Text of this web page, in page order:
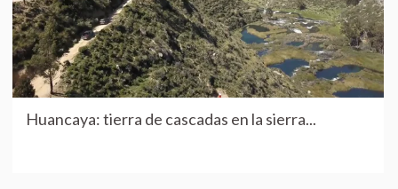
Huancaya: tierra de cascadas en la sierra...